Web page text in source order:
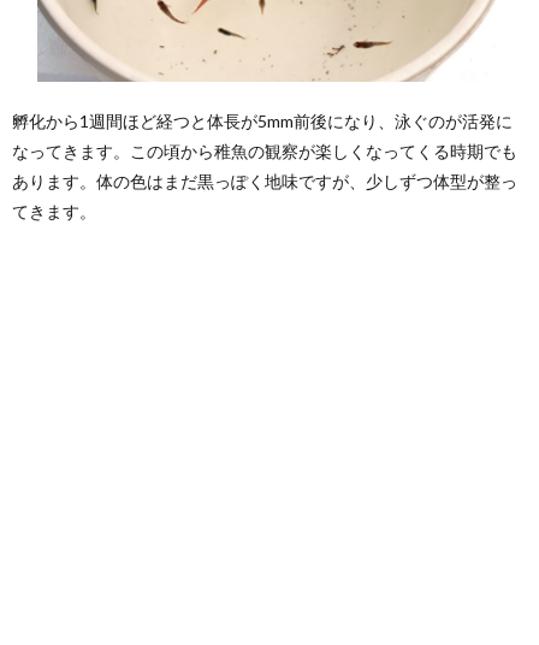
孵化から1週間ほど経つと体長が5mm前後になり、泳ぐのが活発に
なってきます。この頃から稚魚の観察が楽しくなってくる時期でも
あります。体の色はまだ黒っぽく地味ですが、少しずつ体型が整っ
てきます。